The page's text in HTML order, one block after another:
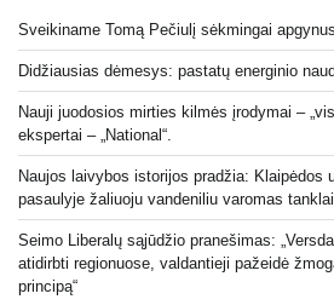
Sveikiname Tomą Pečiulį sėkmingai
Didžiausias dėmesys: pastatų energinio
Nauji juodosios mirties kilmės įrodymai –
ekspertai – „National“.
Naujos laivybos istorijos pradžia: Klaipėdos
pasaulyje žaliuoju vandeniliu varomas
Seimo Liberalų sąjūdžio pranešimas:
atidirbti regionuose, valdantieji pažeidė
principą“